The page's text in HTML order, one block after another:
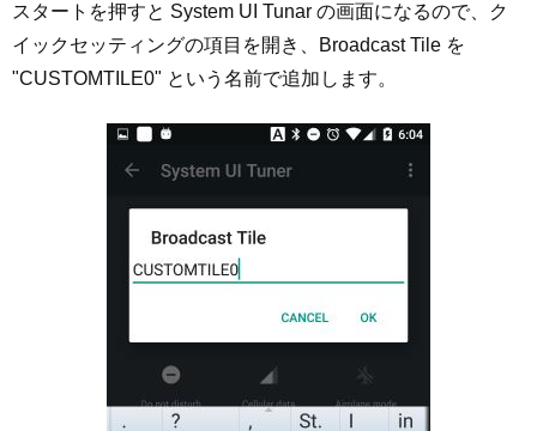
スタートを押すと System UI Tunar の画面になるので、ク
イックセッティングの項目を開き、Broadcast Tile を
"CUSTOMTILE0" という名前で追加します。